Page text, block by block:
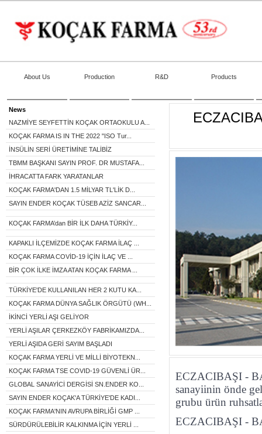
About Us Production R&D Products
News
NAZMİYE SEYFETTİN KOÇAK ORTAOKULU A...
KOÇAK FARMA IS IN THE 2022 "ISO Tur...
İNSÜLİN SERİ ÜRETİMİNE TALİBİZ
TBMM BAŞKANI SAYIN PROF. DR MUSTAFA...
İHRACATTA FARK YARATANLAR
KOÇAK FARMA'DAN 1.5 MİLYAR TL'LİK D...
SAYIN ENDER KOÇAK TÜSEB AZİZ SANCAR...
KOÇAK FARMA’dan BİR İLK DAHA TÜRKİY...
KAPAKLI İLÇEMİZDE KOÇAK FARMA İLAÇ ...
KOÇAK FARMA COVİD-19 İÇİN İLAÇ VE ...
BİR ÇOK İLKE İMZA ATAN KOÇAK FARMA ...
TÜRKİYE'DE KULLANILAN HER 2 KUTU KA...
KOÇAK FARMA DÜNYA SAĞLIK ÖRGÜTÜ (WH...
İKİNCİ YERLİ AŞI GELİYOR
YERLİ AŞILAR ÇERKEZKÖY FABRİKAMIZDA...
YERLİ AŞIDA GERİ SAYIM BAŞLADI
KOÇAK FARMA YERLİ VE MİLLİ BİYOTEKN...
KOÇAK FARMA TSE COVID-19 GÜVENLİ ÜR...
GLOBAL SANAYİCİ DERGİSİ SN.ENDER KO...
SAYIN ENDER KOÇAK'A TÜRKİYE'DE KADI...
KOÇAK FARMA'NIN AVRUPA BİRLİĞİ GMP ...
SÜRDÜRÜLEBİLİR KALKINMA İÇİN YERLİ ...
ECZACIBAŞI -
sanayiinin önde
grubu ürün
ECZACIBAŞI -